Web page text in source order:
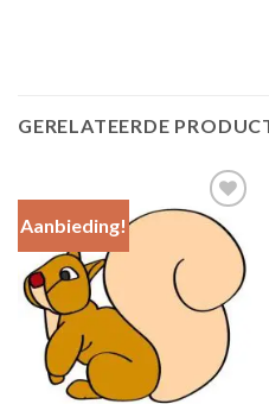
GERELATEERDE
Aanbieding!
Wishlist